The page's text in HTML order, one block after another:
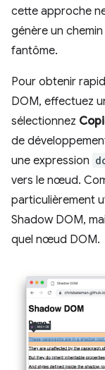
cette approche
génère un
fantôme.
Pour obtenir
DOM, effectuez
sélectionnez
de
une expression
vers le nœud.
particulièrement
Shadow DOM,
quel nœud DOM.